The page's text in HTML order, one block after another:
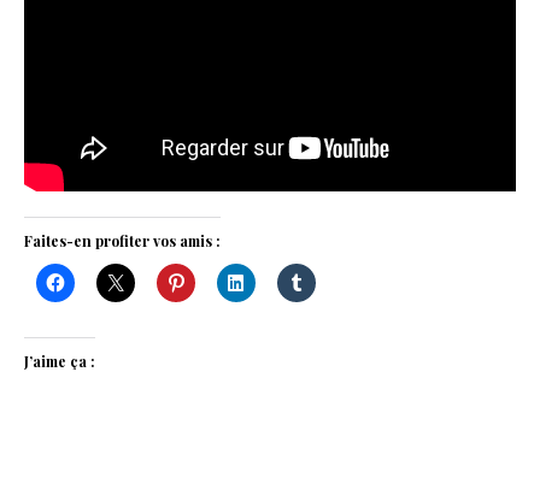
Faites-en profiter vos amis :
J’aime ça :